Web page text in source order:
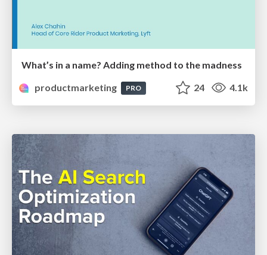
What’s in a name? Adding method to the madness
productmarketing
PRO 24 4.1k